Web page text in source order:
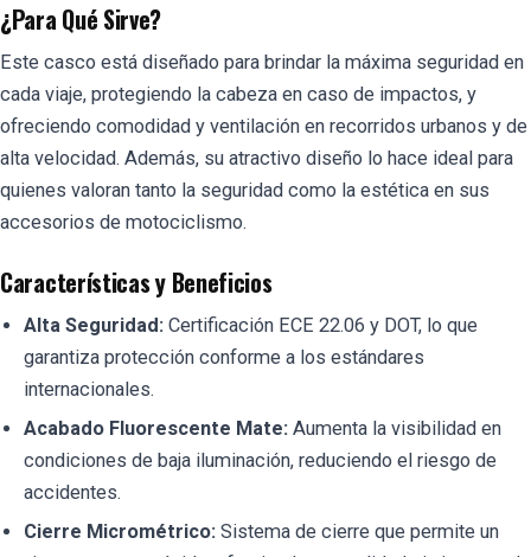
¿Para Qué Sirve?
Este casco está diseñado para brindar la máxima seguridad en
cada viaje, protegiendo la cabeza en caso de impactos, y
ofreciendo comodidad y ventilación en recorridos urbanos y de
alta velocidad. Además, su atractivo diseño lo hace ideal para
quienes valoran tanto la seguridad como la estética en sus
accesorios de motociclismo.
Características y Beneficios
Alta Seguridad: Certificación ECE 22.06 y DOT, lo que
garantiza protección conforme a los estándares
internacionales.
Acabado Fluorescente Mate: Aumenta la visibilidad en
condiciones de baja iluminación, reduciendo el riesgo de
accidentes.
Cierre Micrométrico: Sistema de cierre que permite un